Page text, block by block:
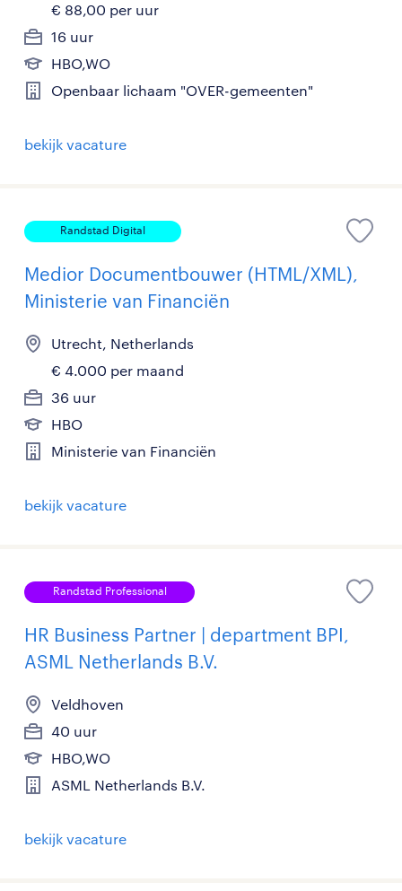
€ 88,00 per uur
16 uur
HBO,WO
Openbaar lichaam "OVER-gemeenten"
bekijk vacature
Randstad Digital
Medior Documentbouwer (HTML/XML),
Ministerie van Financiën
Utrecht, Netherlands
€ 4.000 per maand
36 uur
HBO
Ministerie van Financiën
bekijk vacature
Randstad Professional
HR Business Partner | department BPI,
ASML Netherlands B.V.
Veldhoven
40 uur
HBO,WO
ASML Netherlands B.V.
bekijk vacature